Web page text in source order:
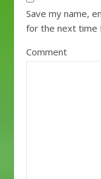
Save my name,
for the next time
Comment